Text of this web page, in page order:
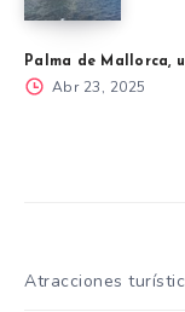
Palma de Mallorca,
Abr 23, 2025
Atracciones